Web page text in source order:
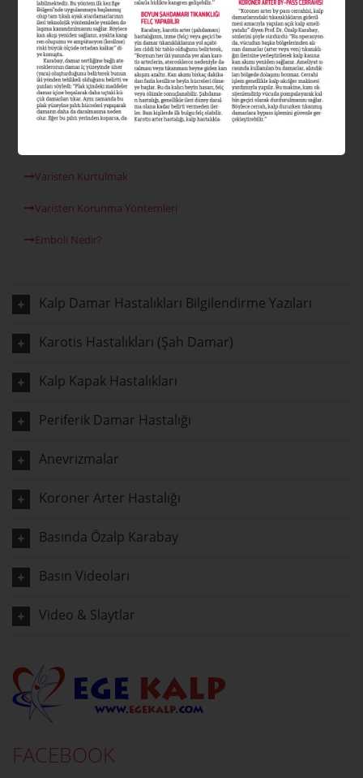
Varis Nedir?
Varis Tipleri Nelerdir?
Varis Nedenleri
Venöz Reflü
Varisten Kurtulmak
Varisten Korunma Yöntemleri
Emboli Nedir?
Kalp Damar Hastalıkları Bilgilendirme Yazıları
Karotis Hastalıkları (Şah Damar)
Kalp Kapak Hastalıkları
Periferik Damar Hastalığı
Anevrizmalar
Koroner Arter Hastalığı
Basında Özalp Karabay
Basın Videoları
Video & Slaytlar
FACEBOOK